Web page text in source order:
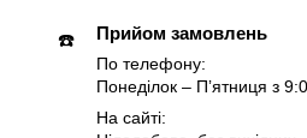
☎️ Прийом замовлень
По телефону:
Понеділок – Пʼятниця з
На сайті: